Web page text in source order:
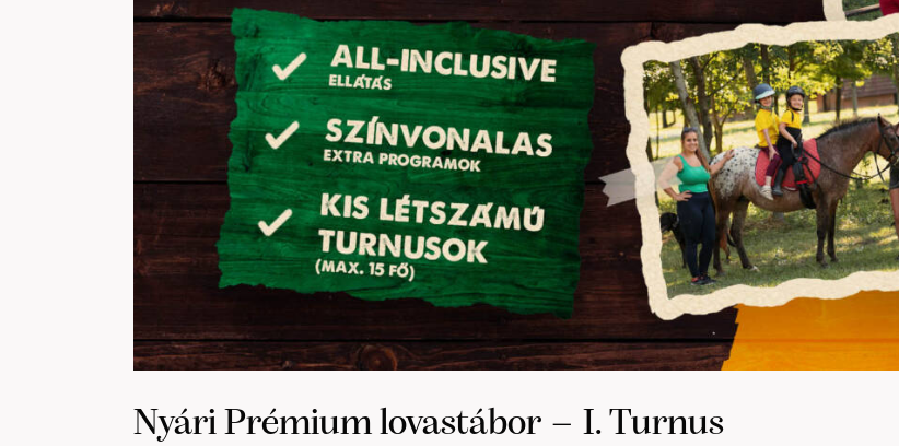
Nyári Prémium lovastábor – I. Turnus